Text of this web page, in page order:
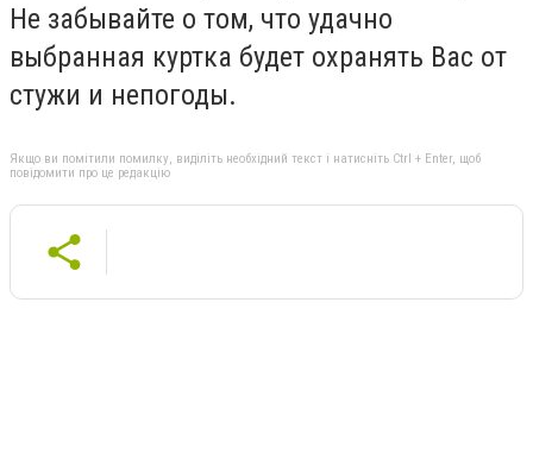
Не забывайте о том, что удачно
выбранная куртка будет охранять Вас от
стужи и непогоды.
Якщо ви помітили помилку, виділіть необхідний текст і натисніть Ctrl + Enter, щоб
повідомити про це редакцію